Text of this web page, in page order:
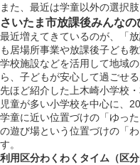
また、最近は学童以外の選択
さいたま市放課後みんなの
最近増えてきているのが、「
も居場所事業や放課後子ども
学校施設などを活用して地域
ら、子どもが安心して過ごせる
先ほど紹介した上木崎小学校
児童が多い小学校を中心に、
学童に近い位置づけの「ゆっ
の遊び場という位置づけの「
す。
利用区分わくわくタイム（区分